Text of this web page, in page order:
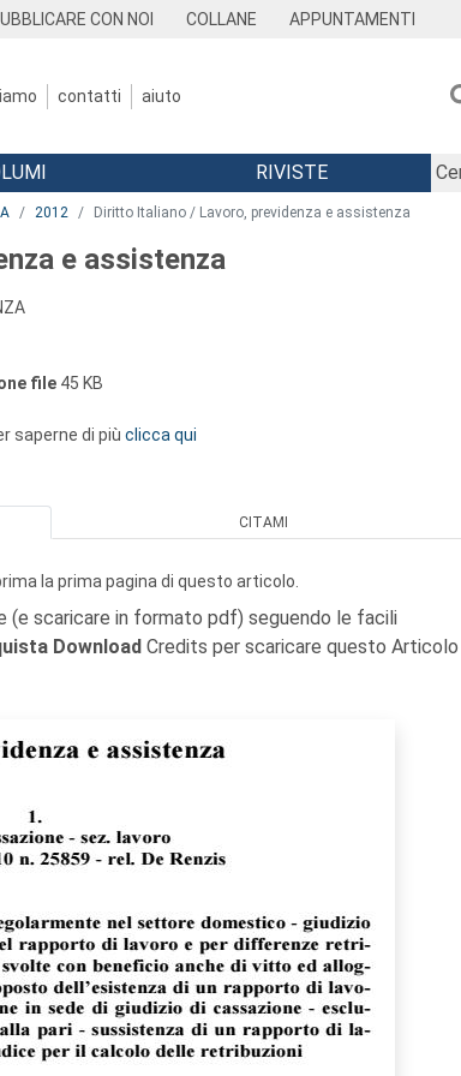
CON NOI COLLANE APPUNTAMENTI
contatti aiuto
RIVISTE
2012 Diritto Italiano / Lavoro, previdenza e assistenza
e assistenza
file 45 KB
saperne di più clicca qui
CITAMI
la prima pagina di questo articolo.
scaricare in formato pdf) seguendo le facili
Download Credits per scaricare questo Articolo